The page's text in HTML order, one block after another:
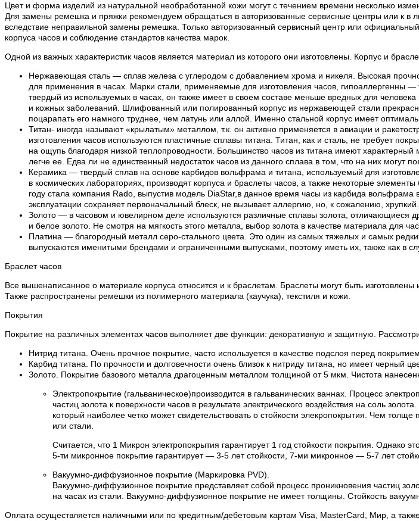
Цвет и форма изделий из натуральной необработанной кожи могут с течением времени несколько
Для замены ремешка и пряжки рекомендуем обращаться в авторизованные сервисные центры или к в
вследствие неправильной замены ремешка. Только авторизованный сервисный центр или
корпуса часов и соблюдение стандартов качества марок.
Одной из важных характеристик часов является материал из которого они изготовлены. Корпус и
Нержавеющая сталь — сплав железа с углеродом с добавлением хрома и никеля. Высокая
для применения в часах. Марки стали, применяемые для изготовления часов,
твердый из используемых в часах, он также имеет в своем составе меньше вредных для
и кожных заболеваний. Шлифованный или полированный корпус из нержавеющей стали
поцарапать его намного труднее, чем латунь или аллой. Именно стальной корпус имеет
Титан- иногда называют «крылатым» металлом, т.к. он активно применяется в авиации и
изготовления часов используются пластичные сплавы титана. Титан, как и сталь, не требует
на ощупь благодаря низкой теплопроводности. Большинство часов из титана имеют
легче ее. Едва ли не единственный недостаток часов из данного сплава в том, что на них могут
Керамика — твердый сплав на основе карбидов вольфрама и титана, используемый для
в космических лабораториях, производят корпуса и браслеты часов, а также некоторые
году стала компания Rado, выпустив модель DiaStar,в данное время часы из карбида
эксплуатации сохраняет первоначальный блеск, не вызывает аллергию, но, к сожалению, хрупкий.
Золото — в часовом и ювелирном деле используются различные сплавы золота, отличающиеся
и белое золото. Не смотря на мягкость этого металла, выбор золота в качестве материала для
Платина — благородный металл серо-стального цвета. Это один из самых тяжелых и самых
выпускаются именитыми брендами и ограниченными выпусками, поэтому иметь их, также как в
Браслет часов
Все вышенаписанное о материале корпуса относится и к браслетам. Браслеты могут быть
Также распространены ремешки из полимерного материала (каучука), текстиля и кожи.
Покрытия
Покрытие на различных элементах часов выполняет две функции: декоративную и защитную.
Нитрид титана. Очень прочное покрытие, часто используется в качестве подслоя перед
Карбид титана. По прочности и долговечности очень близок к нитриду титана, но имеет черный
Золото. Покрытие базового металла драгоценным металлом толщиной от 5 мкм. Чистота
Электропокрытие (гальваническое)производится в гальванических ваннах. Процесс
частиц золота к поверхности часов в результате электрического воздействия на соль
который наиболее четко может свидетельствовать о стойкости элекропокрытия. Чем
или стали.
Считается, что 1 Микрон электропокрытия гарантирует 1 год стойкости покрытия. Однако
5-ти микронное покрытие гарантирует — 3-5 лет стойкости, 7-ми микронное — 5-7 лет
Вакуумно-диффузионное покрытие (Маркировка PVD).
Вакуумно-диффузионное покрытие представляет собой процесс проникновения частиц
на часах из стали. Вакуумно-диффузионное покрытие не имеет толщины. Стойкость
Оплата осуществляется наличными или по кредитным/дебетовым картам Visa, MasterCard, Мир, а